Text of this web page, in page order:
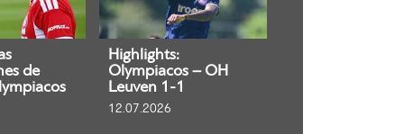
de
Highlights:
Olympiacos – OH
Leuven 1-1
12.07.2026